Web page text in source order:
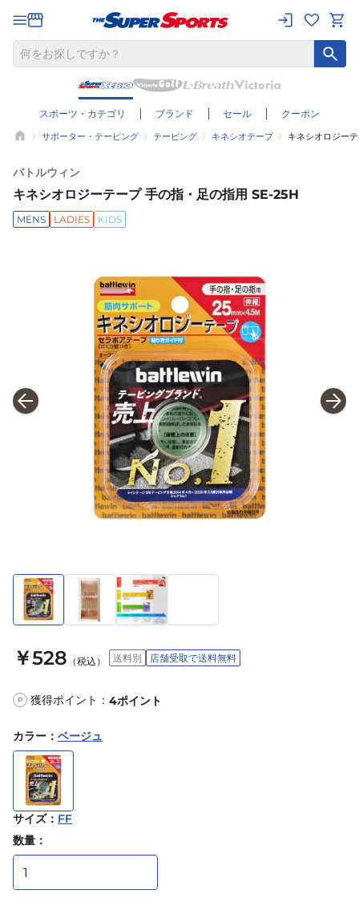
スポーツ・カテゴリ ブランド セール クーポン
サポーター・テーピング テーピング キネシオテープ キネシオロジー
バトルウィン
キネシオロジーテープ 手の指・足の指用 SE-25H
MENS LADIES KIDS
￥528 （税込） 送料別 店舗受取で送料無料
P 獲得ポイント： 4ポイント
カラー ： ベージュ
サイズ： FF
数量：